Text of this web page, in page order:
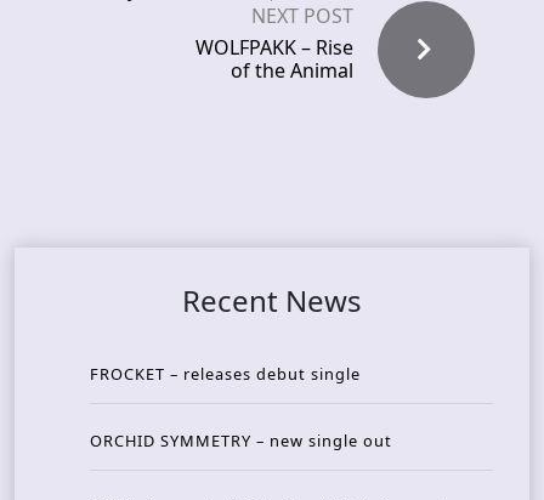
NEXT POST
WOLFPAKK – Rise
of the Animal
Recent News
FROCKET – releases debut single
ORCHID SYMMETRY – new single out